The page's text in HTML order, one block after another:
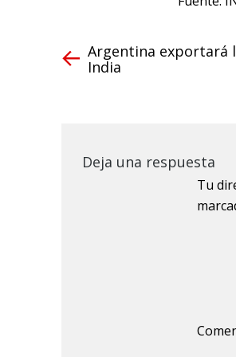
Argentina exportará
India
Deja una respuesta
Tu